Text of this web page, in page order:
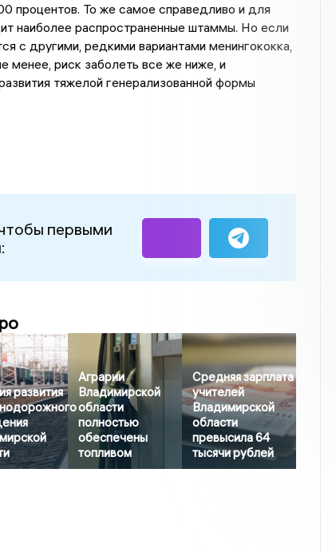
процентов. То же самое справедливо и для
наиболее распространенные штаммы. Но если
с другими, редкими вариантами менингококка,
менее, риск заболеть все же ниже, и
тяжелой генерализованной формы
первыми
развития
Аграрии
Владимирской
области
полностью
обеспечены
топливом
Средняя зарплата
учителей
Владимирской
области
превысила 64
тысячи рублей